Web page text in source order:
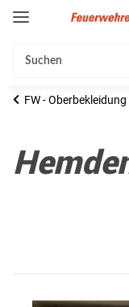
FW - Oberbekleidung